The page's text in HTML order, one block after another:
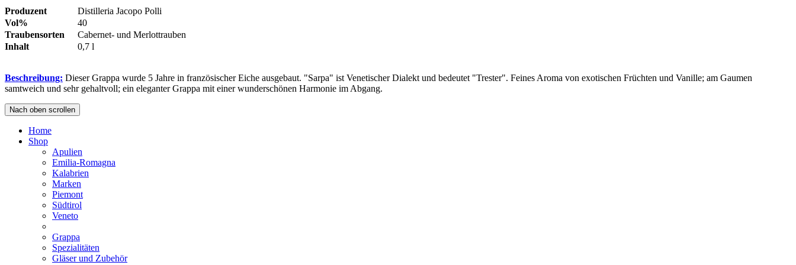
Produzent
Distilleria Jacopo Polli
Vol%
40
Traubensorten
Cabernet- und Merlottrauben
Inhalt
0,7 l
Beschreibung: Dieser Grappa wurde 5 Jahre in französischer Eiche ausgebaut. "Sarpa" ist Venetischer Dialekt und bedeutet "Trester". Feines Aroma von exotischen Früchten und Vanille; am Gaumen
samtweich und sehr gehaltvoll; ein eleganter Grappa mit einer wunderschönen Harmonie im Abgang.
Nach oben scrollen
Home
Shop
Apulien
Emilia-Romagna
Kalabrien
Marken
Piemont
Südtirol
Veneto
Grappa
Spezialitäten
Gläser und Zubehör